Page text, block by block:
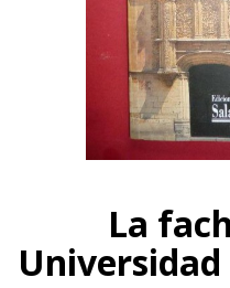
La
Universidad